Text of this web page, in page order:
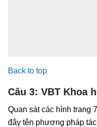
Back to top
Câu 3: VBT Khoa
Quan sát các hình trang
đây tên phương pháp